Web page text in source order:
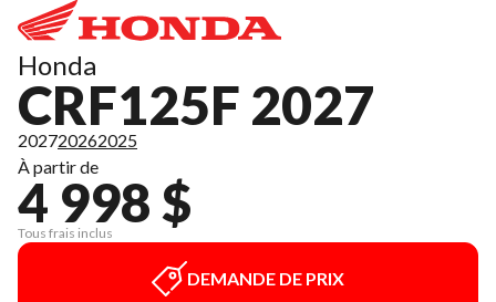
Honda
CRF125F 2027
202720262025
À partir de
4 998 $
Tous frais inclus
DEMANDE DE PRIX